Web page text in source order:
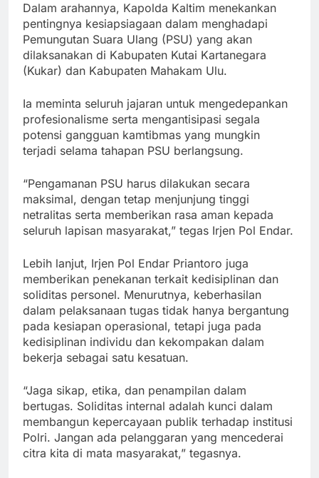
Dalam arahannya, Kapolda Kaltim menekankan
pentingnya kesiapsiagaan dalam menghadapi
Pemungutan Suara Ulang (PSU) yang akan
dilaksanakan di Kabupaten Kutai Kartanegara
(Kukar) dan Kabupaten Mahakam Ulu.
Ia meminta seluruh jajaran untuk mengedepankan
profesionalisme serta mengantisipasi segala
potensi gangguan kamtibmas yang mungkin
terjadi selama tahapan PSU berlangsung.
“Pengamanan PSU harus dilakukan secara
maksimal, dengan tetap menjunjung tinggi
netralitas serta memberikan rasa aman kepada
seluruh lapisan masyarakat,” tegas Irjen Pol Endar.
Lebih lanjut, Irjen Pol Endar Priantoro juga
memberikan penekanan terkait kedisiplinan dan
soliditas personel. Menurutnya, keberhasilan
dalam pelaksanaan tugas tidak hanya bergantung
pada kesiapan operasional, tetapi juga pada
kedisiplinan individu dan kekompakan dalam
bekerja sebagai satu kesatuan.
“Jaga sikap, etika, dan penampilan dalam
bertugas. Soliditas internal adalah kunci dalam
membangun kepercayaan publik terhadap institusi
Polri. Jangan ada pelanggaran yang mencederai
citra kita di mata masyarakat,” tegasnya.